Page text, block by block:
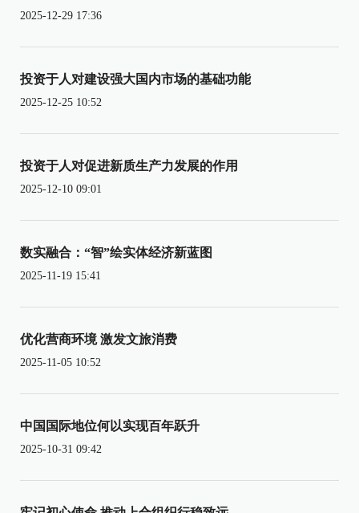
2025-12-29 17:36
投资于人对建设强大国内市场的基础功能
2025-12-25 10:52
投资于人对促进新质生产力发展的作用
2025-12-10 09:01
数实融合：“智”绘实体经济新蓝图
2025-11-19 15:41
优化营商环境 激发文旅消费
2025-11-05 10:52
中国国际地位何以实现百年跃升
2025-10-31 09:42